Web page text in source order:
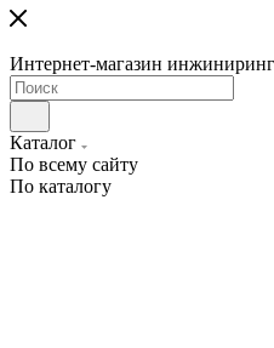
Интернет-магазин
Каталог
По всему сайту
По каталогу